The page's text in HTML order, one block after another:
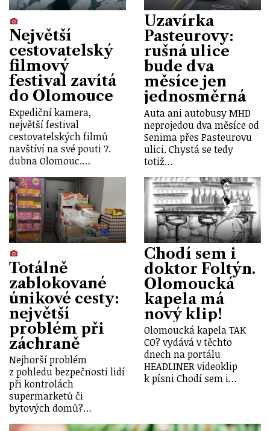
Největší
cestovatelský
filmový
festival zavítá
do Olomouce
Expediční kamera,
největší festival
cestovatelských filmů
navštíví na své pouti 7.
dubna Olomouc.…
Uzavírka
Pasteurovy:
rušná ulice
bude dva
měsíce jen
jednosměrná
Auta ani autobusy MHD
neprojedou dva měsíce od
Senima přes Pasteurovu
ulici. Chystá se tedy
totiž…
Totálně
zablokované
únikové cesty:
největší
problém při
záchraně
Nejhorší problém
z pohledu bezpečnosti lidí
při kontrolách
supermarketů či
bytových domů?…
Chodí sem i
doktor Foltýn.
Olomoucká
kapela má
nový klip!
Olomoucká kapela TAK
CO? vydává v těchto
dnech na portálu
HEADLINER videoklip
k písni Chodí sem i…